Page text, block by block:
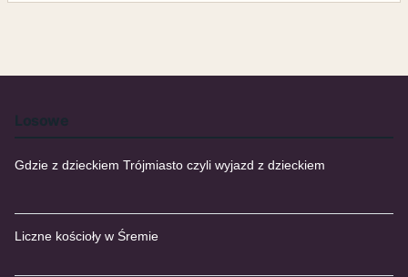
Losowe
Gdzie z dzieckiem Trójmiasto czyli wyjazd z dzieckiem
Liczne kościoły w Śremie